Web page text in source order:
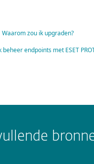
Waarom zou ik upgraden?
beheer endpoints met ESET